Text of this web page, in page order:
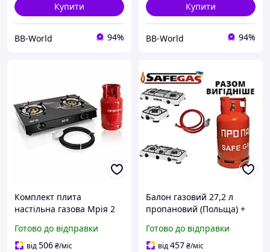
Купити
BB-World 94%
Купити
BB-World 94%
Комплект плита
настільна газова Мрія 2
27 л ( підключення 3м
шланга редуктор)
Готово до відправки
від506₴/міс
Балон газовий 27,2 л
пропановий (Польща) +
Комплект підключення
SAFEGAS
Готово до відправки
від457₴/міс